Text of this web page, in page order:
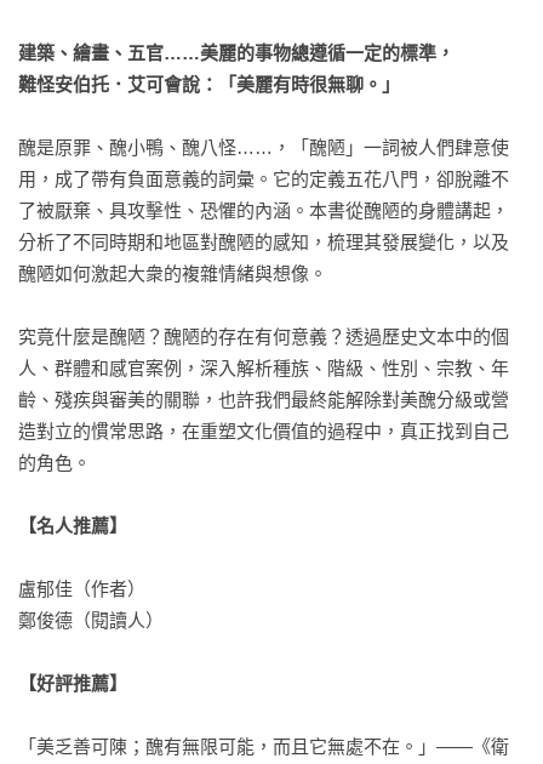
建築、繪畫、五官……美麗的事物總遵循一定的標準，
難怪安伯托．艾可會說：「美麗有時很無聊。」
醜是原罪、醜小鴨、醜八怪……，「醜陋」一詞被人們肆意使
用，成了帶有負面意義的詞彙。它的定義五花八門，卻脫離不
了被厭棄、具攻擊性、恐懼的內涵。本書從醜陋的身體講起，
分析了不同時期和地區對醜陋的感知，梳理其發展變化，以及
醜陋如何激起大衆的複雜情緒與想像。
究竟什麼是醜陋？醜陋的存在有何意義？透過歷史文本中的個
人、群體和感官案例，深入解析種族、階級、性別、宗教、年
齡、殘疾與審美的關聯，也許我們最終能解除對美醜分級或營
造對立的慣常思路，在重塑文化價值的過程中，真正找到自己
的角色。
【名人推薦】
盧郁佳（作者）
鄭俊德（閱讀人）
【好評推薦】
「美乏善可陳；醜有無限可能，而且它無處不在。」——《衛